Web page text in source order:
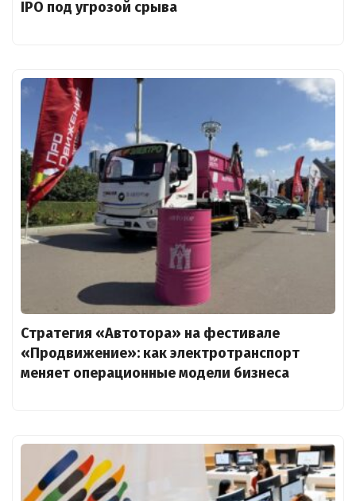
IPO под угрозой срыва
Стратегия «Автотора» на фестивале
«Продвижение»: как электротранспорт
меняет операционные модели бизнеса